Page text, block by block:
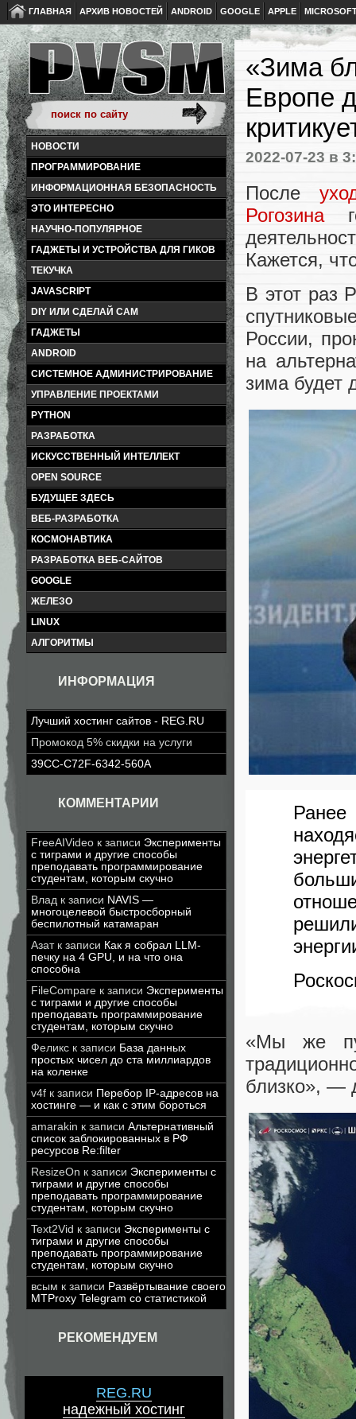
ГЛАВНАЯ АРХИВ НОВОСТЕЙ ANDROID GOOGLE APPLE
НОВОСТИ
ПРОГРАММИРОВАНИЕ
ИНФОРМАЦИОННАЯ БЕЗОПАСНОСТЬ
ЭТО ИНТЕРЕСНО
НАУЧНО-ПОПУЛЯРНОЕ
ГАДЖЕТЫ И УСТРОЙСТВА ДЛЯ ГИКОВ
ТЕКУЧКА
JAVASCRIPT
DIY ИЛИ СДЕЛАЙ САМ
ГАДЖЕТЫ
ANDROID
СИСТЕМНОЕ АДМИНИСТРИРОВАНИЕ
УПРАВЛЕНИЕ ПРОЕКТАМИ
PYTHON
РАЗРАБОТКА
ИСКУССТВЕННЫЙ ИНТЕЛЛЕКТ
OPEN SOURCE
БУДУЩЕЕ ЗДЕСЬ
ВЕБ-РАЗРАБОТКА
КОСМОНАВТИКА
РАЗРАБОТКА ВЕБ-САЙТОВ
GOOGLE
ЖЕЛЕЗО
LINUX
АЛГОРИТМЫ
ИНФОРМАЦИЯ
Лучший хостинг сайтов - REG.RU
Промокод 5% скидки на услуги
39CC-C72F-6342-560A
КОММЕНТАРИИ
FreeAIVideo к записи Эксперименты
с тиграми и другие способы
преподавать программирование
студентам, которым скучно
Влад к записи NAVIS —
многоцелевой быстросборный
беспилотный катамаран
Азатк записи Как я собрал LLM-
печку на 4 GPU, и на что она
способна
FileCompare к записи Эксперименты
с тиграми и другие способы
преподавать программирование
студентам, которым скучно
Феликс к записи База данных
простых чисел до ста миллиардов
на коленке
v4f к записи Перебор IP-адресов на
хостинге — и как с этим бороться
amarakin к записи Альтернативный
список заблокированных в РФ
ресурсов Re:filter
ResizeOn к записи Эксперименты с
тиграми и другие способы
преподавать программирование
студентам, которым скучно
Text2Vid к записи Эксперименты с
тиграми и другие способы
преподавать программирование
студентам, которым скучно
всым к записи Развёртывание своего
MTProxy Telegram со статистикой
РЕКОМЕНДУЕМ
REG.RU
надежный хостинг
«Зима
Европе
2022-07-23 в
После
Рогозина
Кажется,
В этот раз
России,
на
зима будет
«Мы же
близко», —